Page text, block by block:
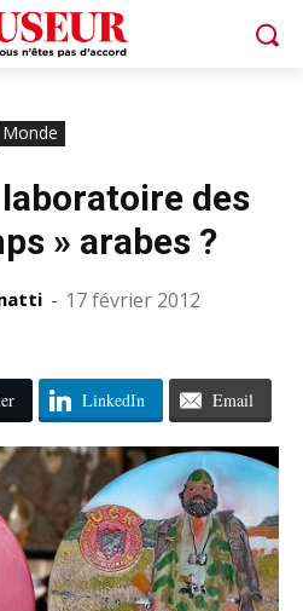
Monde
des
» arabes ?
- 17 février 2012
LinkedIn Email